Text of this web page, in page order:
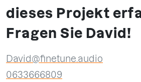
dieses Projekt
Fragen Sie David!
David@finetune.audio
0633666809